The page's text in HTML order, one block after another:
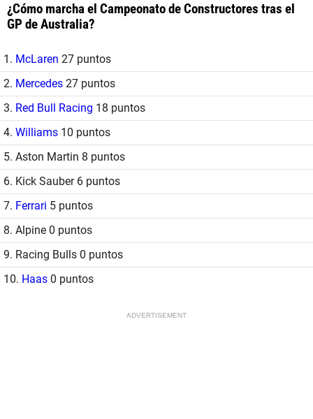
¿Cómo marcha el Campeonato de Constructores tras el
GP de Australia?
1. McLaren 27 puntos
2. Mercedes 27 puntos
3. Red Bull Racing 18 puntos
4. Williams 10 puntos
5. Aston Martin 8 puntos
6. Kick Sauber 6 puntos
7. Ferrari 5 puntos
8. Alpine 0 puntos
9. Racing Bulls 0 puntos
10. Haas 0 puntos
ADVERTISEMENT